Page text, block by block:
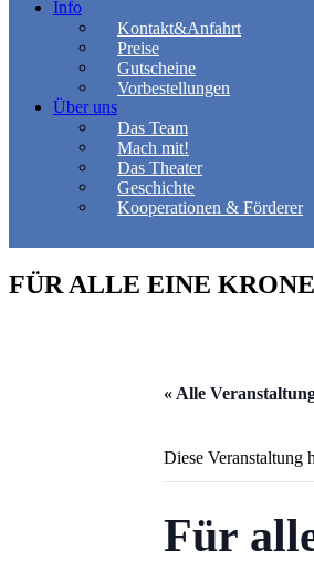
Info
Kontakt&Anfahrt
Preise
Gutscheine
Vorbestellungen
Über uns
Das Team
Mach mit!
Das Theater
Geschichte
Kooperationen & Förderer
FÜR ALLE EINE
« Alle
Diese Veranstaltung
Für